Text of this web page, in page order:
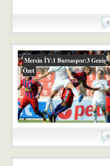
0
Mersin İY:1 Bursaspor:3 Geniş
Özet
0